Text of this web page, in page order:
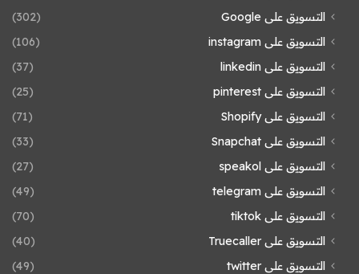
التسويق على Google
(302)
التسويق على instagram
(106)
التسويق على linkedin
(37)
التسويق على pinterest
(25)
التسويق على Shopify
(71)
التسويق على Snapchat
(33)
التسويق على speakol
(27)
التسويق على telegram
(49)
التسويق على tiktok
(70)
التسويق على Truecaller
(40)
التسويق على twitter
(49)